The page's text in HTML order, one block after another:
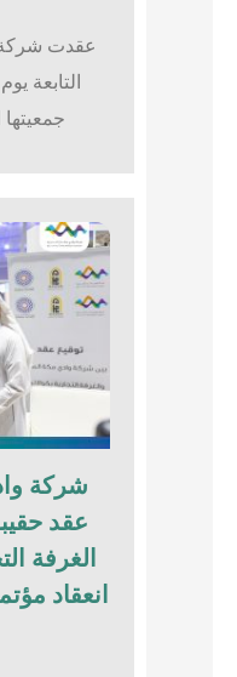
عقدت شركة
شركة
عقد
الغرفة
انعقاد